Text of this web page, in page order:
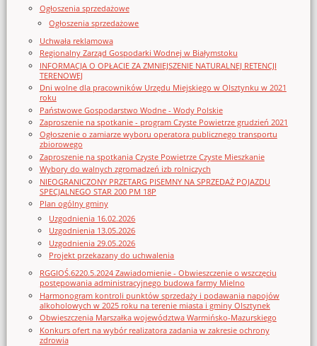
Ogłoszenia sprzedażowe
Ogłoszenia sprzedażowe
Uchwała reklamowa
Regionalny Zarząd Gospodarki Wodnej w Białymstoku
INFORMACJA O OPŁACIE ZA ZMNIEJSZENIE NATURALNEJ RETENCJI
TERENOWEJ
Dni wolne dla pracowników Urzędu Miejskiego w Olsztynku w 2021
roku
Państwowe Gospodarstwo Wodne - Wody Polskie
Zaproszenie na spotkanie - program Czyste Powietrze grudzień 2021
Ogłoszenie o zamiarze wyboru operatora publicznego transportu
zbiorowego
Zaproszenie na spotkania Czyste Powietrze Czyste Mieszkanie
Wybory do walnych zgromadzeń izb rolniczych
NIEOGRANICZONY PRZETARG PISEMNY NA SPRZEDAŻ POJAZDU
SPECJALNEGO STAR 200 PM 18P
Plan ogólny gminy
Uzgodnienia 16.02.2026
Uzgodnienia 13.05.2026
Uzgodnienia 29.05.2026
Projekt przekazany do uchwalenia
RGGIOŚ.6220.5.2024 Zawiadomienie - Obwieszczenie o wszczęciu
postępowania administracyjnego budowa farmy Mielno
Harmonogram kontroli punktów sprzedaży i podawania napojów
alkoholowych w 2025 roku na terenie miasta i gminy Olsztynek
Obwieszczenia Marszałka województwa Warmińsko-Mazurskiego
Konkurs ofert na wybór realizatora zadania w zakresie ochrony
zdrowia